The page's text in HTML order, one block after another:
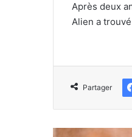
Après deux
Alien a
Partager